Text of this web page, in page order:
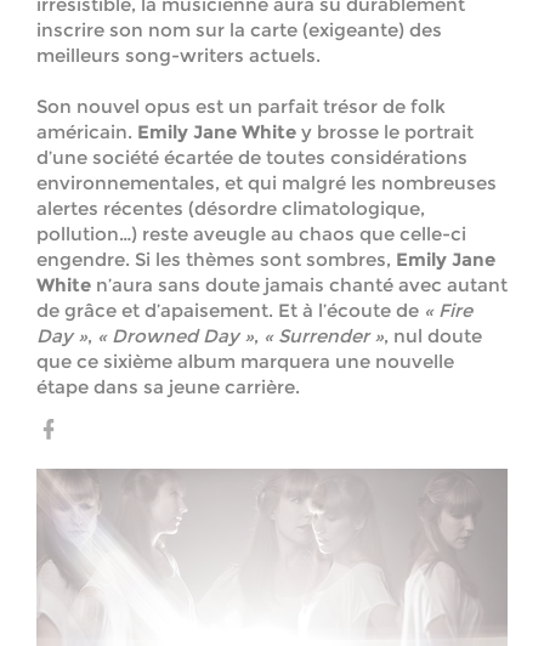
inscrire son nom sur la carte (exigeante) des
meilleurs song-writers actuels.
Son nouvel opus est un parfait trésor de folk
américain. Emily Jane White y brosse le portrait
d’une société écartée de toutes considérations
environnementales, et qui malgré les nombreuses
alertes récentes (désordre climatologique,
pollution…) reste aveugle au chaos que celle-ci
engendre. Si les thèmes sont sombres, Emily Jane
White n’aura sans doute jamais chanté avec autant
de grâce et d’apaisement. Et à l’écoute de « Fire
Day », « Drowned Day », « Surrender », nul doute
que ce sixième album marquera une nouvelle
étape dans sa jeune carrière.